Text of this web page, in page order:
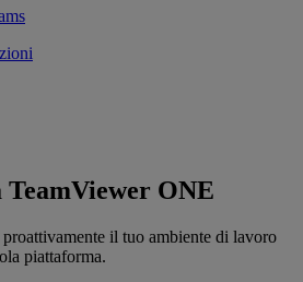
ONE
il tuo ambiente di lavoro
piattaforma.